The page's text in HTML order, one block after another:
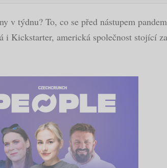
týdnu? To, co se před nástupem
Kickstarter, americká společnost stojící